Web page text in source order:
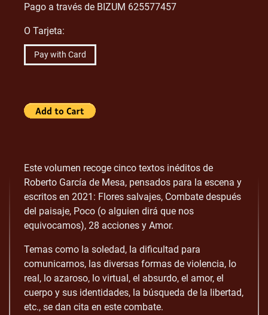
Pago a través de BIZUM 625577457
O Tarjeta:
Pay with Card
Este volumen recoge cinco textos inéditos de
Roberto García de Mesa, pensados para la escena y
escritos en 2021: Flores salvajes, Combate después
del paisaje, Poco (o alguien dirá que nos
equivocamos), 28 acciones y Amor.
Temas como la soledad, la dificultad para
comunicarnos, las diversas formas de violencia, lo
real, lo azaroso, lo virtual, el absurdo, el amor, el
cuerpo y sus identidades, la búsqueda de la libertad,
etc., se dan cita en este combate.